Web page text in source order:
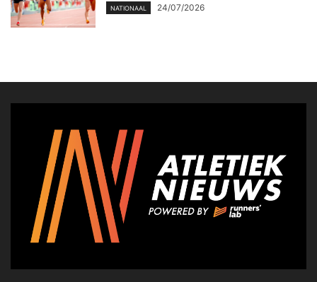
NATIONAAL 24/07/2026